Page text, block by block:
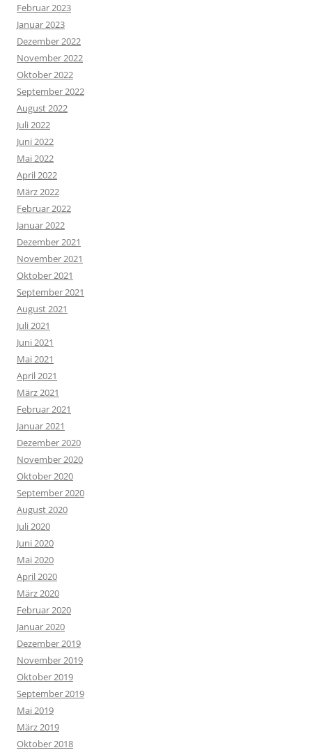
Februar 2023
Januar 2023
Dezember 2022
November 2022
Oktober 2022
September 2022
August 2022
Juli 2022
Juni 2022
Mai 2022
April 2022
März 2022
Februar 2022
Januar 2022
Dezember 2021
November 2021
Oktober 2021
September 2021
August 2021
Juli 2021
Juni 2021
Mai 2021
April 2021
März 2021
Februar 2021
Januar 2021
Dezember 2020
November 2020
Oktober 2020
September 2020
August 2020
Juli 2020
Juni 2020
Mai 2020
April 2020
März 2020
Februar 2020
Januar 2020
Dezember 2019
November 2019
Oktober 2019
September 2019
Mai 2019
März 2019
Oktober 2018